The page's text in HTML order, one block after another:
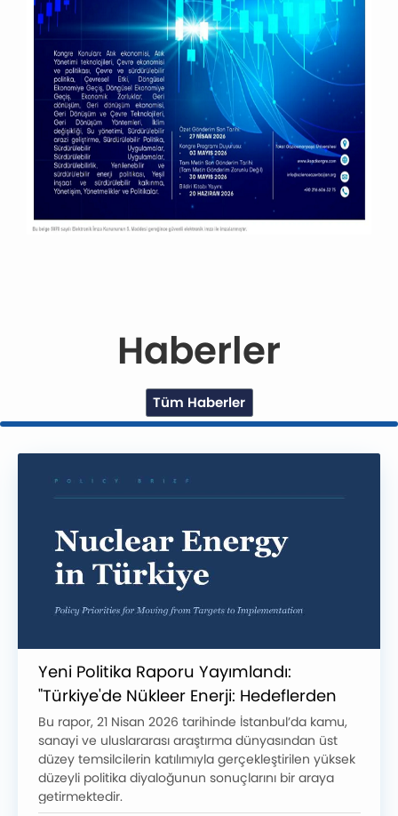
Haberler
Tüm Haberler
Yeni Politika Raporu Yayımlandı:
"Türkiye'de Nükleer Enerji: Hedeflerden
Uygulamaya Geçişte Politika Öncelikleri"
Bu rapor, 21 Nisan 2026 tarihinde İstanbul’da kamu,
sanayi ve uluslararası araştırma dünyasından üst
düzey temsilcilerin katılımıyla gerçekleştirilen yüksek
düzeyli politika diyaloğunun sonuçlarını bir araya
getirmektedir.